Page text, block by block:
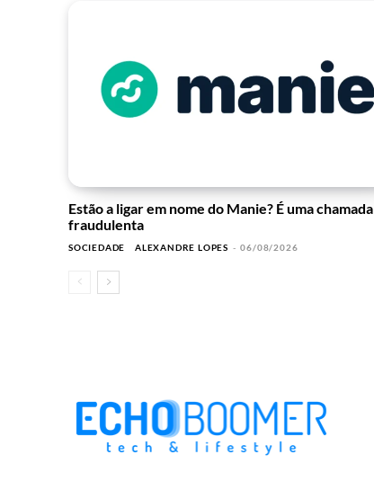
Estão a ligar em nome do Manie? É uma chamada
fraudulenta
SOCIEDADE ALEXANDRE LOPES - 06/08/2026